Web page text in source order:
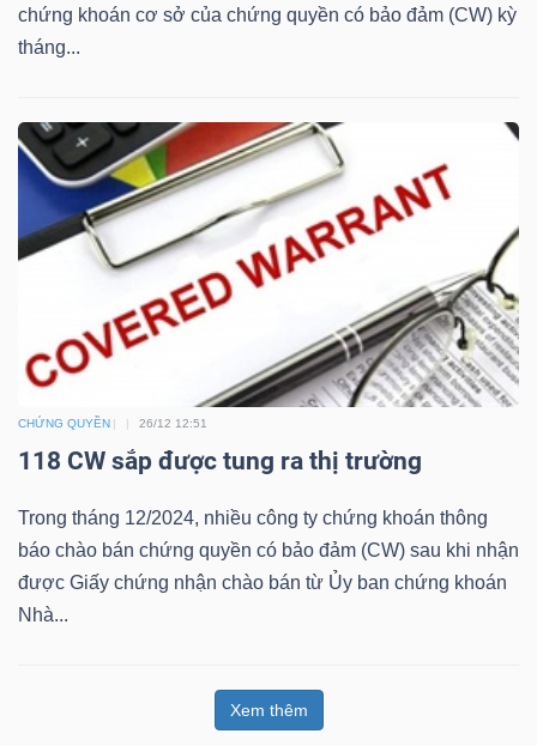
chứng khoán cơ sở của chứng quyền có bảo đảm (CW) kỳ
tháng...
CHỨNG QUYỀN 26/12 12:51
118 CW sắp được tung ra thị trường
Trong tháng 12/2024, nhiều công ty chứng khoán thông
báo chào bán chứng quyền có bảo đảm (CW) sau khi nhận
được Giấy chứng nhận chào bán từ Ủy ban chứng khoán
Nhà...
Xem thêm
Lãnh
(-)
Tất cả Người nội bộ Người liên quan Cổ đông lớn
Tin
Bài
viết
của
giả
(-)